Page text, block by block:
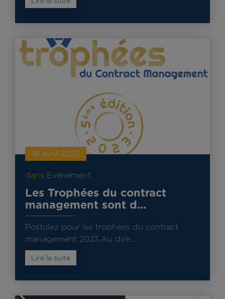
18 avril 2023
dans Evènement
Les Trophées du contract
management sont d…
Postulez pour les trophées du contract
management 2023.Au dire…
Lire la suite